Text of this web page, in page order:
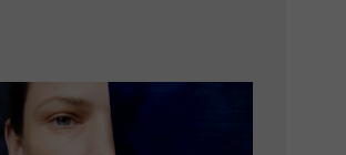
LOGIN
Enter the email
and click 'send'